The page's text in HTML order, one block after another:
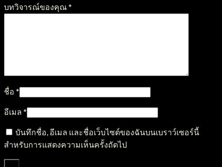
บทวิจารณ์ของคุณ*
ชื่อ *
อีเมล *
บันทึกชื่อ, อีเมล และชื่อเว็บไซต์ของฉันบนเบราว์เซอร์นี้
สำหรับการแสดงความเห็นครั้งถัดไป